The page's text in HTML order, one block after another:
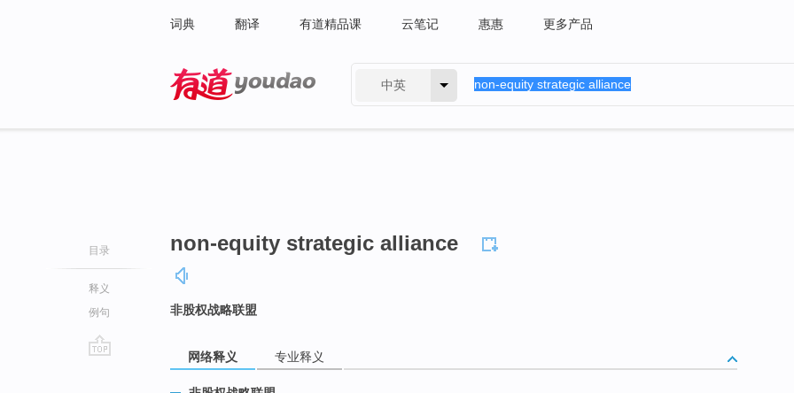
词典 翻译 有道精品课 云笔记 惠惠 更多产品
中英
目录
释义
例句
non-equity strategic alliance
非股权战略联盟
网络释义 专业释义